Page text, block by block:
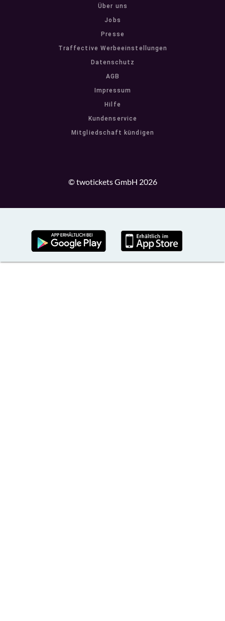
Über uns
Jobs
Presse
Traffective Werbeeinstellungen
Datenschutz
AGB
Impressum
Hilfe
Kundenservice
Mitgliedschaft kündigen
© twotickets GmbH 2026